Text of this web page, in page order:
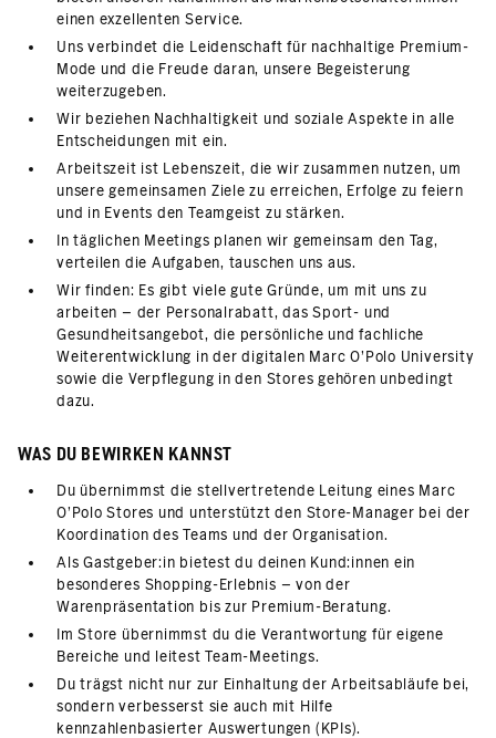
einen exzellenten Service.
Uns verbindet die Leidenschaft für nachhaltige Premium-
Mode und die Freude daran, unsere Begeisterung
weiterzugeben.
Wir beziehen Nachhaltigkeit und soziale Aspekte in alle
Entscheidungen mit ein.
Arbeitszeit ist Lebenszeit, die wir zusammen nutzen, um
unsere gemeinsamen Ziele zu erreichen, Erfolge zu feiern
und in Events den Teamgeist zu stärken.
In täglichen Meetings planen wir gemeinsam den Tag,
verteilen die Aufgaben, tauschen uns aus.
Wir finden: Es gibt viele gute Gründe, um mit uns zu
arbeiten – der Personalrabatt, das Sport- und
Gesundheitsangebot, die persönliche und fachliche
Weiterentwicklung in der digitalen Marc O’Polo University
sowie die Verpflegung in den Stores gehören unbedingt
dazu.
WAS DU BEWIRKEN KANNST
Du übernimmst die stellvertretende Leitung eines Marc
O’Polo Stores und unterstützt den Store-Manager bei der
Koordination des Teams und der Organisation.
Als Gastgeber:in bietest du deinen Kund:innen ein
besonderes Shopping-Erlebnis – von der
Warenpräsentation bis zur Premium-Beratung.
Im Store übernimmst du die Verantwortung für eigene
Bereiche und leitest Team-Meetings.
Du trägst nicht nur zur Einhaltung der Arbeitsabläufe bei,
sondern verbesserst sie auch mit Hilfe
kennzahlenbasierter Auswertungen (KPIs).